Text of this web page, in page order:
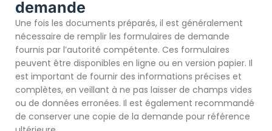
demande
Une fois les documents préparés, il est généralement
nécessaire de remplir les formulaires de demande
fournis par l’autorité compétente. Ces formulaires
peuvent être disponibles en ligne ou en version papier. Il
est important de fournir des informations précises et
complètes, en veillant à ne pas laisser de champs vides
ou de données erronées. Il est également recommandé
de conserver une copie de la demande pour référence